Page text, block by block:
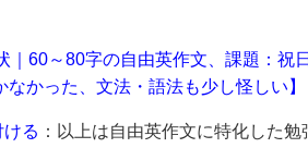
｜60～80字の自由英作文、課題：祝
かった、文法・語法も少し怪しい】
る ：以上は自由英作文に特化した